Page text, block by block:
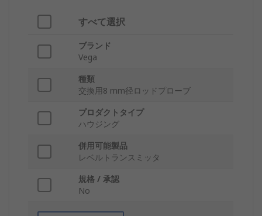
すべて選択
ブランド
Vega
種類
交換用8 mm径ロッドプローブ
プロダクトタイプ
ハウジング
併用可能製品
レベルトランスミッタ
規格 / 承認
No